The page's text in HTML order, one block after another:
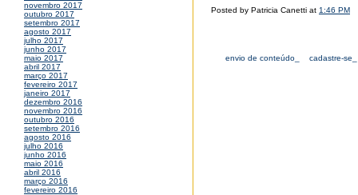
novembro 2017
outubro 2017
setembro 2017
agosto 2017
julho 2017
junho 2017
maio 2017
abril 2017
março 2017
fevereiro 2017
janeiro 2017
dezembro 2016
novembro 2016
outubro 2016
setembro 2016
agosto 2016
julho 2016
junho 2016
maio 2016
abril 2016
março 2016
fevereiro 2016
Posted by Patricia Canetti at 1:46 PM
envio de conteúdo_ cadastre-se_